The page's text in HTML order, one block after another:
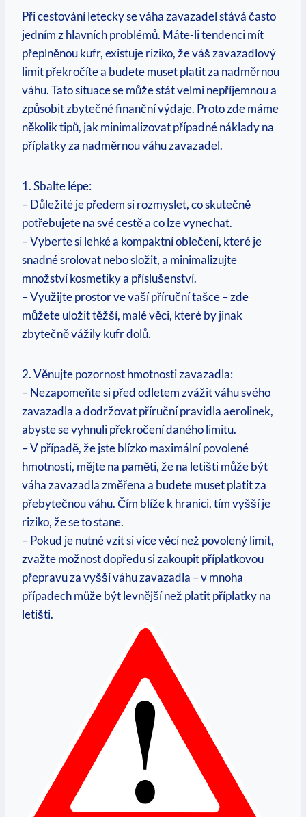
Při cestování letecky se váha zavazadel stává často
jedním z hlavních problémů. Máte-li tendenci mít
přeplněnou kufr, existuje riziko, že váš zavazadlový
limit překročíte a budete muset platit za nadměrnou
váhu. Tato situace se může stát velmi nepříjemnou a
způsobit zbytečné finanční výdaje. Proto zde máme
několik tipů, jak minimalizovat případné náklady na
příplatky za nadměrnou váhu zavazadel.
1. Sbalte lépe:
– Důležité je předem si rozmyslet, co skutečně
potřebujete na své cestě a co lze vynechat.
– Vyberte si lehké a kompaktní oblečení, které je
snadné srolovat nebo složit, a minimalizujte
množství kosmetiky a příslušenství.
– Využijte prostor ve vaší příruční tašce – zde
můžete uložit těžší, malé věci, které by jinak
zbytečně vážily kufr dolů.
2. Věnujte pozornost hmotnosti zavazadla:
– Nezapomeňte si před odletem zvážit váhu svého
zavazadla a dodržovat příruční pravidla aerolinek,
abyste se vyhnuli překročení daného limitu.
– V případě, že jste blízko maximální povolené
hmotnosti, mějte na paměti, že na letišti může být
váha zavazadla změřena a budete muset platit za
přebytečnou váhu. Čím blíže k hranici, tím vyšší je
riziko, že se to stane.
– Pokud je nutné vzít si více věcí než povolený limit,
zvažte možnost dopředu si zakoupit příplatkovou
přepravu za vyšší váhu zavazadla – v mnoha
případech může být levnější než platit příplatky na
letišti.